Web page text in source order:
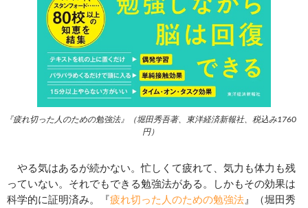
『疲れ切った人のための勉強法』（堀田秀吾著、東洋経済新報社、税込み1760
円）
やる気はあるが続かない。忙しくて疲れて、気力も体力も残
っていない。それでもできる勉強法がある。しかもその効果は
科学的に証明済み。『疲れ切った人のための勉強法 』（堀田秀